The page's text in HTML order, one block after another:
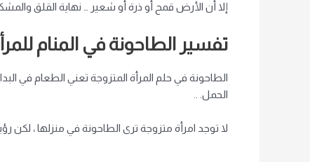
إلا أن الأرض قمح أو ذرة أو شعير … نهاية القلق
تفسير الطاحونة في المنام
الطاحونة في حلم المرأة المتزوجة تعني الطعام في
الحمل. ..
لا توجد امرأة متزوجة ترى الطاحونة في منزلها ، لكن